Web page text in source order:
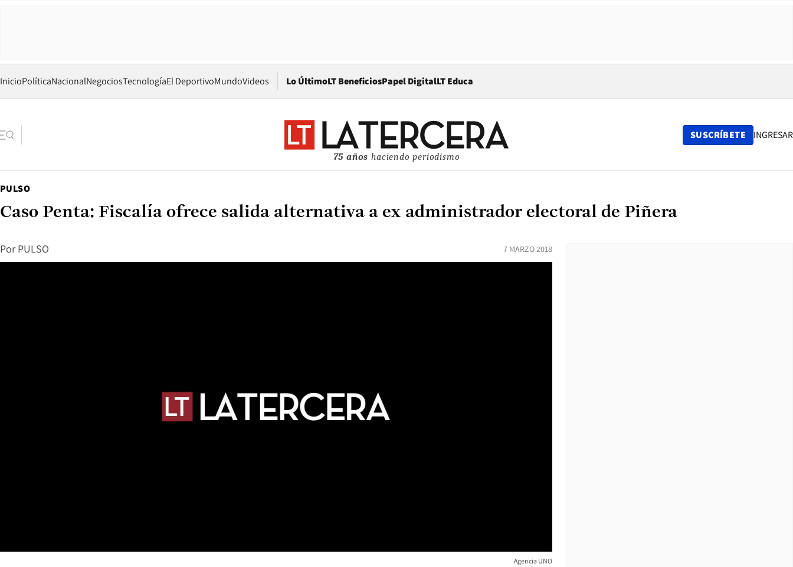
InicioPolíticaNacionalNegociosTecnologíaEl DeportivoMundoVideos Lo ÚltimoLT BeneficiosPapel DigitalOpens in new window
LT Educa
75 años haciendo periodismo
SUSCRÍBETE INGRESAR
PULSO
Caso Penta: Fiscalía ofrece salida alternativa a ex administrador electoral de Piñera
Por PULSO 7 MARZO 2018
Agencia UNO